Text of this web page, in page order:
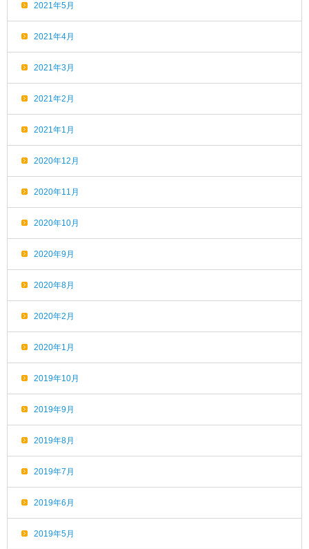
2021年5月
2021年4月
2021年3月
2021年2月
2021年1月
2020年12月
2020年11月
2020年10月
2020年9月
2020年8月
2020年2月
2020年1月
2019年10月
2019年9月
2019年8月
2019年7月
2019年6月
2019年5月